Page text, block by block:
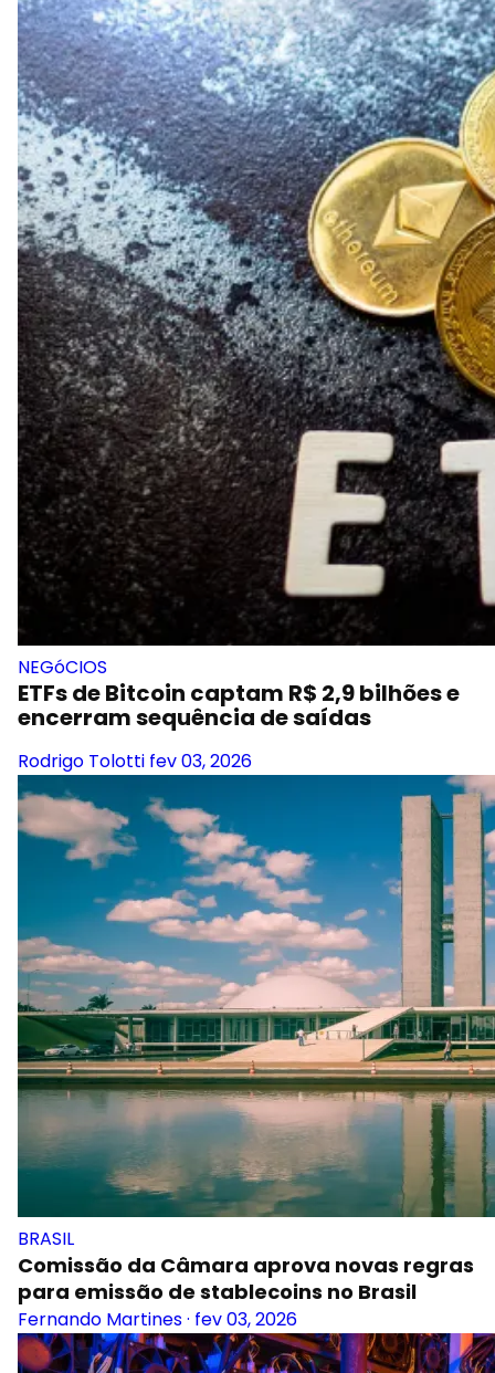
NEGóCIOS
ETFs de Bitcoin captam R$ 2,9 bilhões e
encerram sequência de saídas
Rodrigo Tolotti fev 03, 2026
BRASIL
Comissão da Câmara aprova novas regras
para emissão de stablecoins no Brasil
Fernando Martines· fev 03, 2026